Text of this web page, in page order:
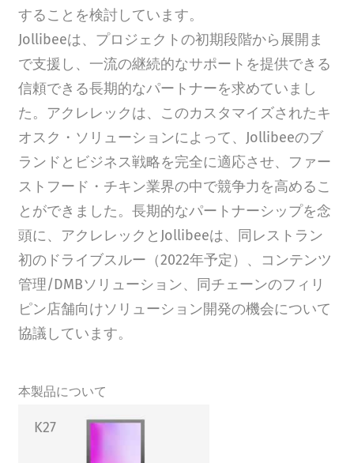
することを検討しています。
Jollibeeは、プロジェクトの初期段階から展開ま
で支援し、一流の継続的なサポートを提供できる
信頼できる長期的なパートナーを求めていまし
た。アクレレックは、このカスタマイズされたキ
オスク・ソリューションによって、Jollibeeのブ
ランドとビジネス戦略を完全に適応させ、ファー
ストフード・チキン業界の中で競争力を高めるこ
とができました。長期的なパートナーシップを念
頭に、アクレレックとJollibeeは、同レストラン
初のドライブスルー（2022年予定）、コンテンツ
管理/DMBソリューション、同チェーンのフィリ
ピン店舗向けソリューション開発の機会について
協議しています。
本製品について
K27